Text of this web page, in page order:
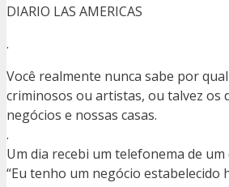
DIARIO LAS AMERICAS
.
Você realmente nunca sabe por
criminosos ou artistas, ou talvez os
negócios e nossas casas.
.
Um dia recebi um telefonema de
“Eu tenho um negócio